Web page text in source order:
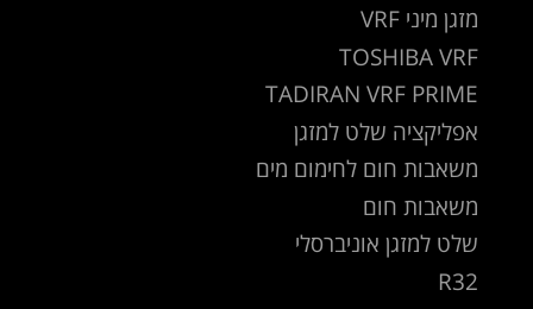
מזגן מיני VRF
TOSHIBA VRF
TADIRAN VRF PRIME
אפליקציה שלט למזגן
משאבות חום לחימום מים
משאבות חום
שלט למזגן אוניברסלי
R32